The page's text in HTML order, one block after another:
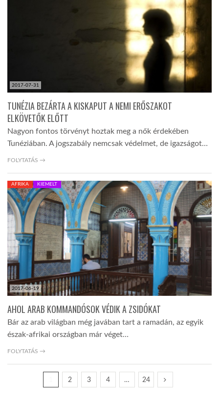
2017-07-31
TUNÉZIA BEZÁRTA A KISKAPUT A NEMI ERŐSZAKOT
ELKÖVETŐK ELŐTT
Nagyon fontos törvényt hoztak meg a nők érdekében
Tunéziában. A jogszabály nemcsak védelmet, de igazságot…
FOLYTATÁS →
2017-06-19
AFRIKA KIEMELT
AHOL ARAB KOMMANDÓSOK VÉDIK A ZSIDÓKAT
Bár az arab világban még javában tart a ramadán, az egyik
észak-afrikai országban már véget…
FOLYTATÁS →
2 3 4 … 24